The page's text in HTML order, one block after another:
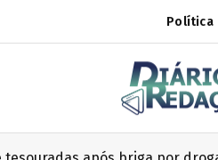
Política